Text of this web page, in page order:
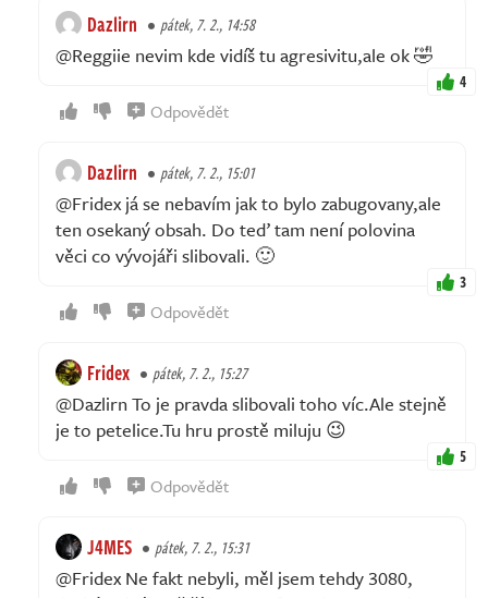
Dazlirn pátek, 7. 2., 14:58
@Reggiie nevim kde vidíš tu agresivitu,ale ok 🤣
4
Odpovědět
Dazlirn pátek, 7. 2., 15:01
@Fridex já se nebavím jak to bylo zabugovany,ale
ten osekaný obsah. Do teď tam není polovina
věci co vývojáři slibovali. 🙂
3
Odpovědět
Fridex pátek, 7. 2., 15:27
@Dazlirn To je pravda slibovali toho víc.Ale stejně
je to petelice.Tu hru prostě miluju 😉
5
Odpovědět
J4MES pátek, 7. 2., 15:31
@Fridex Ne fakt nebyli, měl jsem tehdy 3080,